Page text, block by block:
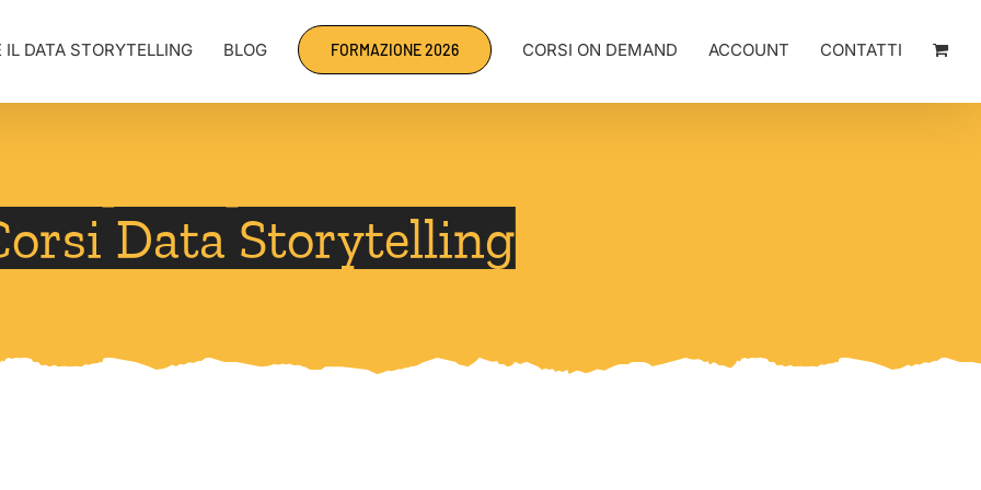
IL DATA STORYTELLING BLOG FORMAZIONE 2026 CORSI ON DEMAND ACCOUNT CONTATTI
Data Storytelling